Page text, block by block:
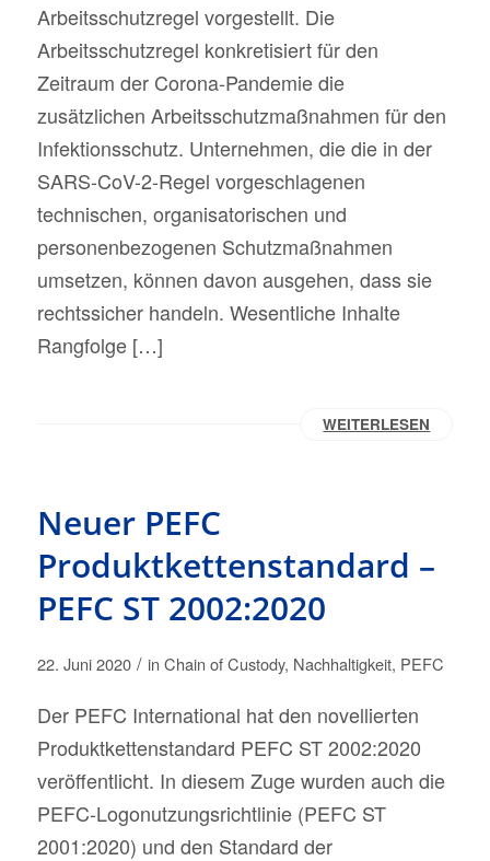
Arbeitsschutzregel vorgestellt. Die
Arbeitsschutzregel konkretisiert für den
Zeitraum der Corona-Pandemie die
zusätzlichen Arbeitsschutzmaßnahmen für den
Infektionsschutz. Unternehmen, die die in der
SARS-CoV-2-Regel vorgeschlagenen
technischen, organisatorischen und
personenbezogenen Schutzmaßnahmen
umsetzen, können davon ausgehen, dass sie
rechtssicher handeln. Wesentliche Inhalte
Rangfolge […]
WEITERLESEN
Neuer PEFC
Produktkettenstandard –
PEFC ST 2002:2020
22. Juni 2020 / in Chain of Custody, Nachhaltigkeit, PEFC
Der PEFC International hat den novellierten
Produktkettenstandard PEFC ST 2002:2020
veröffentlicht. In diesem Zuge wurden auch die
PEFC-Logonutzungsrichtlinie (PEFC ST
2001:2020) und den Standard der